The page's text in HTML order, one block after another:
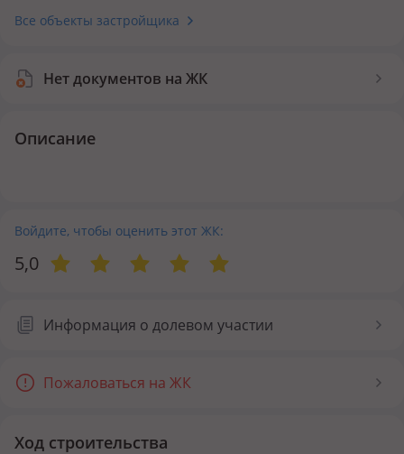
Все объекты застройщика
Нет документов на ЖК
Описание
Войдите, чтобы оценить этот ЖК:
5,0
Информация о долевом участии
Пожаловаться на ЖК
Ход строительства